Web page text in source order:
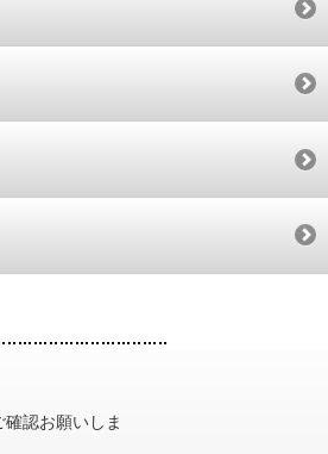
認お願いしま